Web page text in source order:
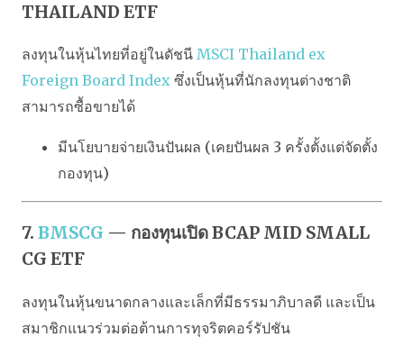
THAILAND ETF
ลงทุนในหุ้นไทยที่อยู่ในดัชนี MSCI Thailand ex
Foreign Board Index ซึ่งเป็นหุ้นที่นักลงทุนต่างชาติ
สามารถซื้อขายได้
มีนโยบายจ่ายเงินปันผล (เคยปันผล 3 ครั้งตั้งแต่จัดตั้ง
กองทุน)
7. BMSCG — กองทุนเปิด BCAP MID SMALL
CG ETF
ลงทุนในหุ้นขนาดกลางและเล็กที่มีธรรมาภิบาลดี และเป็น
สมาชิกแนวร่วมต่อต้านการทุจริตคอร์รัปชัน